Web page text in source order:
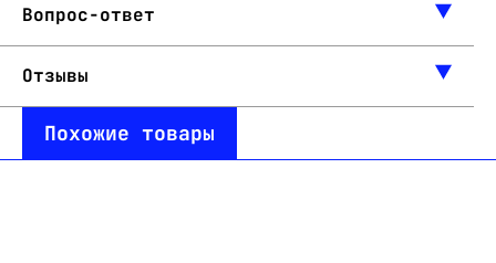
Вопрос-ответ
Отзывы
Похожие товары